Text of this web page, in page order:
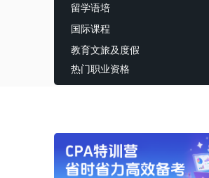
FRM HOT
CFA+FRM
CQF(国际量化金融证书)
CGFT（特许全球金融科技师）
金融实操
留学语培
国际课程
教育文旅及度假
热门职业资格